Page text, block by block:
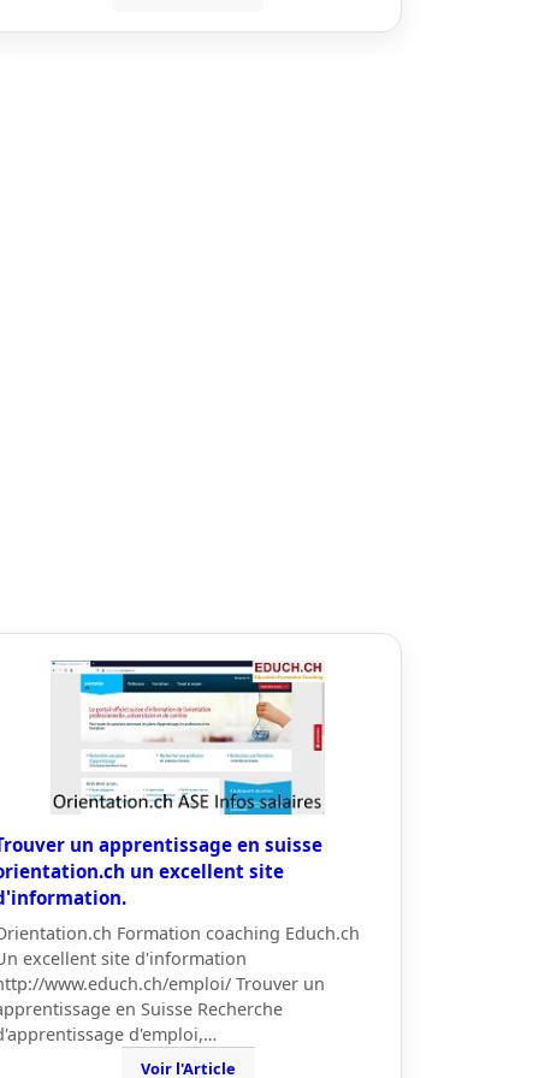
un apprentissage en suisse
un excellent site
Formation coaching Educh.ch
excellent site d'information
www.educh.ch/emploi/ Trouver un
en Suisse Recherche
d'emploi,…
Voir l'Article